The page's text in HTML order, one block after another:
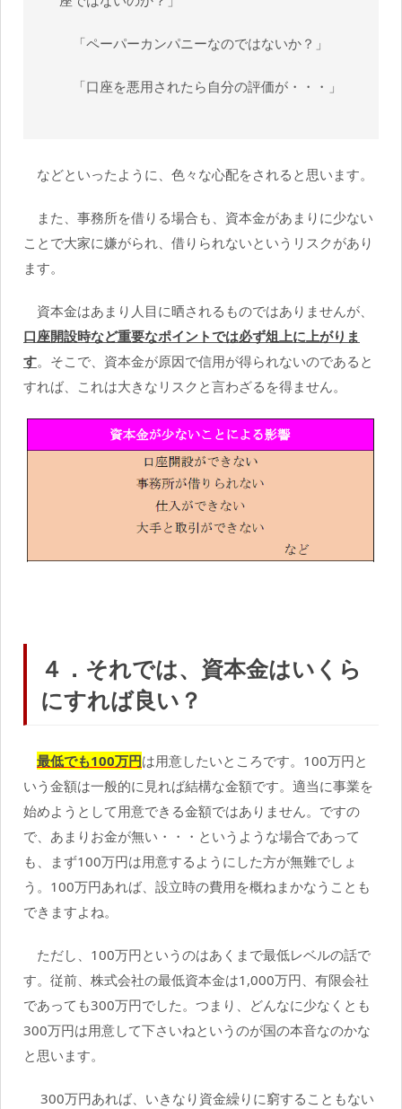
「ペーパーカンパニーなのではないか？」
「口座を悪用されたら自分の評価が・・・」
などといったように、色々な心配をされると思います。
また、事務所を借りる場合も、資本金があまりに少ない
ことで大家に嫌がられ、借りられないというリスクがあり
ます。
資本金はあまり人目に晒されるものではありませんが、
口座開設時など重要なポイントでは必ず俎上に上がりま
す。そこで、資本金が原因で信用が得られないのであると
すれば、これは大きなリスクと言わざるを得ません。
４．それでは、資本金はいくら
にすれば良い？
最低でも100万円は用意したいところです。100万円と
いう金額は一般的に見れば結構な金額です。適当に事業を
始めようとして用意できる金額ではありません。ですの
で、あまりお金が無い・・・というような場合であって
も、まず100万円は用意するようにした方が無難でしょ
う。100万円あれば、設立時の費用を概ねまかなうことも
できますよね。
ただし、100万円というのはあくまで最低レベルの話で
す。従前、株式会社の最低資本金は1,000万円、有限会社
であっても300万円でした。つまり、どんなに少なくとも
300万円は用意して下さいねというのが国の本音なのかな
と思います。
300万円あれば、いきなり資金繰りに窮することもない